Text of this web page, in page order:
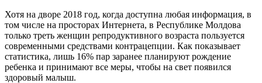
Хотя на дворе 2018 год, когда до­ступна любая информация, в
том числе на просторах Интернета, в Республике Молдова
только треть женщин репродуктивного возрас­та пользуется
современными средс­твами контрацепции. Как показыва­ет
статистика, лишь 16% пар зара­нее планируют рождение
ребенка и принимают все меры, чтобы на свет появился
здоровый малыш.